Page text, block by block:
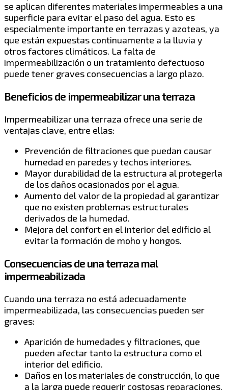
se aplican diferentes materiales impermeables a una
superficie para evitar el paso del agua. Esto es
especialmente importante en terrazas y azoteas, ya
que están expuestas continuamente a la lluvia y
otros factores climáticos. La falta de
impermeabilización o un tratamiento defectuoso
puede tener graves consecuencias a largo plazo.
Beneficios de impermeabilizar una terraza
Impermeabilizar una terraza ofrece una serie de
ventajas clave, entre ellas:
Prevención de filtraciones que puedan causar
humedad en paredes y techos interiores.
Mayor durabilidad de la estructura al protegerla
de los daños ocasionados por el agua.
Aumento del valor de la propiedad al garantizar
que no existen problemas estructurales
derivados de la humedad.
Mejora del confort en el interior del edificio al
evitar la formación de moho y hongos.
Consecuencias de una terraza mal
impermeabilizada
Cuando una terraza no está adecuadamente
impermeabilizada, las consecuencias pueden ser
graves:
Aparición de humedades y filtraciones, que
pueden afectar tanto la estructura como el
interior del edificio.
Daños en los materiales de construcción, lo que
a la larga puede requerir costosas reparaciones.